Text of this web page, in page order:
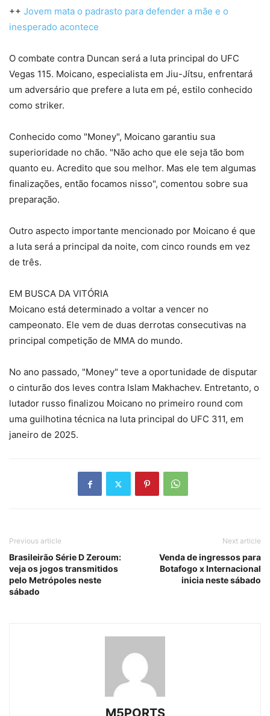
++ Jovem mata o padrasto para defender a mãe e o
inesperado acontece
O combate contra Duncan será a luta principal do UFC
Vegas 115. Moicano, especialista em Jiu-Jítsu, enfrentará
um adversário que prefere a luta em pé, estilo conhecido
como striker.
Conhecido como "Money", Moicano garantiu sua
superioridade no chão. "Não acho que ele seja tão bom
quanto eu. Acredito que sou melhor. Mas ele tem algumas
finalizações, então focamos nisso", comentou sobre sua
preparação.
Outro aspecto importante mencionado por Moicano é que
a luta será a principal da noite, com cinco rounds em vez
de três.
EM BUSCA DA VITÓRIA
Moicano está determinado a voltar a vencer no
campeonato. Ele vem de duas derrotas consecutivas na
principal competição de MMA do mundo.
No ano passado, "Money" teve a oportunidade de disputar
o cinturão dos leves contra Islam Makhachev. Entretanto, o
lutador russo finalizou Moicano no primeiro round com
uma guilhotina técnica na luta principal do UFC 311, em
janeiro de 2025.
Previous article
Brasileirão Série D Zeroum:
veja os jogos transmitidos
pelo Metrópoles neste
sábado
Next article
Venda de ingressos para
Botafogo x Internacional
inicia neste sábado
M5PORTS